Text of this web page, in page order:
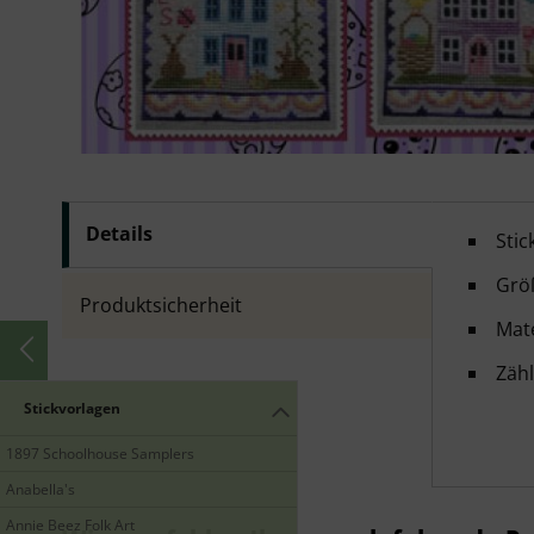
Stickvorlagen
1897 Schoolhouse Samplers
Anabella's
Annie Beez Folk Art
Details
Produktsicherheit